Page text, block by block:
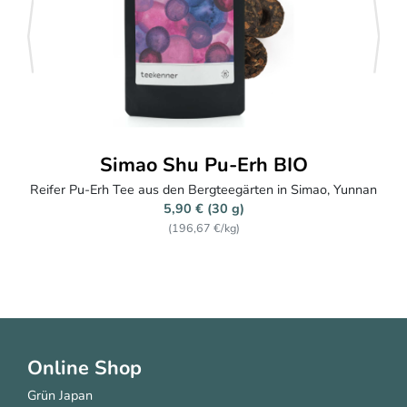
Xishi Zhuni
Yixing Teekanne aus Zhuni Tonerde, 145 ml
79,40 €
zurück
Online Shop
Grün Japan